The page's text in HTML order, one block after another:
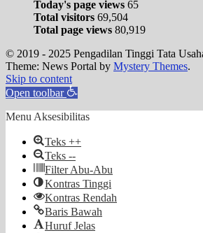
Today's page views 65
Total visitors 69,504
Total page views 80,919
© 2019 - 2025 Pengadilan Tinggi Tata
Theme: News Portal by Mystery Themes.
Skip to content
Open toolbar
Menu Aksesibilitas
Teks ++
Teks --
Filter Abu-Abu
Kontras Tinggi
Kontras Rendah
Baris Bawah
Huruf Jelas